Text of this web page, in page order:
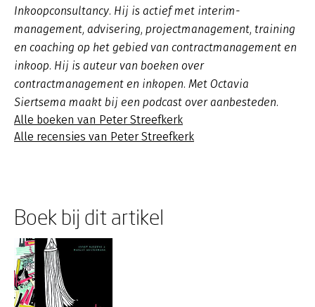
Inkoopconsultancy. Hij is actief met interim-
management, advisering, projectmanagement, training
en coaching op het gebied van contractmanagement en
inkoop. Hij is auteur van boeken over
contractmanagement en inkopen. Met Octavia
Siertsema maakt bij een podcast over aanbesteden.
Alle boeken van Peter Streefkerk
Alle recensies van Peter Streefkerk
Boek bij dit artikel